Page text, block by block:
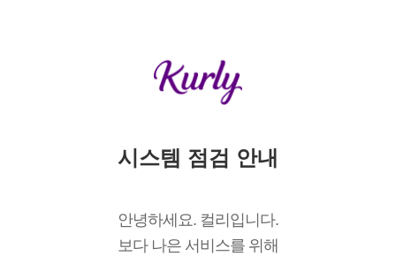
시스템 점검 안내
안녕하세요. 컬리입니다.
보다 나은 서비스를 위해